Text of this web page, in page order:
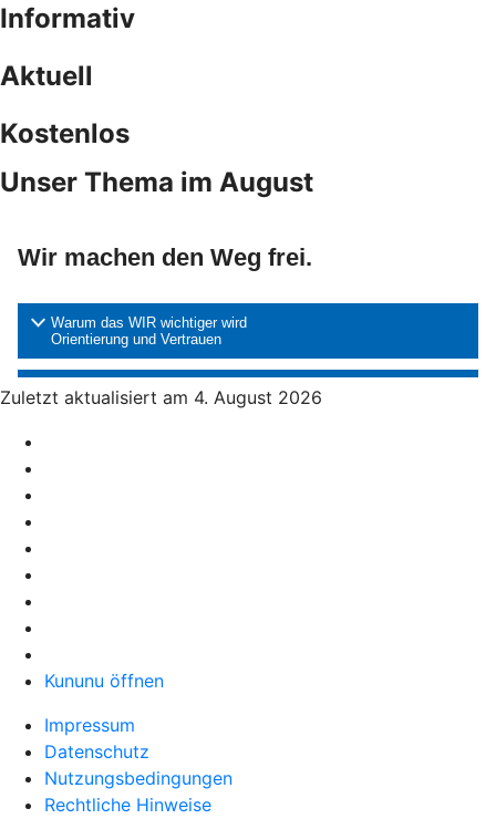
Informativ
Aktuell
Kostenlos
Unser Thema im August
Zuletzt aktualisiert am 4. August 2026
Kununu öffnen
Impressum
Datenschutz
Nutzungsbedingungen
Rechtliche Hinweise